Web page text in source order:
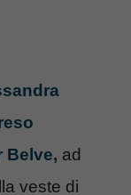
Belve, ad
veste di